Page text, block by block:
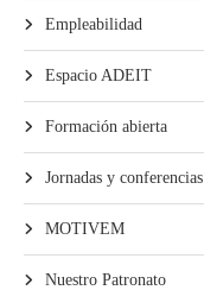
Empleabilidad
Espacio ADEIT
Formación abierta
Jornadas y conferencias
MOTIVEM
Nuestro Patronato